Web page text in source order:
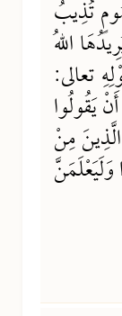
تُذِيبُ
اللهُ
تعالى:
يَقُولُوا
مِنْ